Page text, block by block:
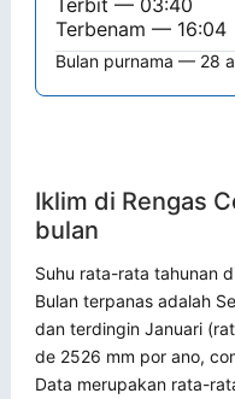
Terbit — 03:40
Terbenam — 16:04
Bulan purnama — 28
Iklim di Rengas
bulan
Suhu rata-rata tahunan
Bulan terpanas adalah
dan terdingin Januari
de 2526 mm por ano,
Data merupakan rata-